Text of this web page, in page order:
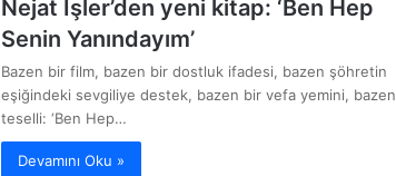
Nejat İşler’den yeni kitap: ‘Ben Hep
Senin Yanındayım’
Bazen bir film, bazen bir dostluk ifadesi, bazen şöhretin
eşiğindeki sevgiliye destek, bazen bir vefa yemini, bazen
teselli: ‘Ben Hep…
Devamını Oku »